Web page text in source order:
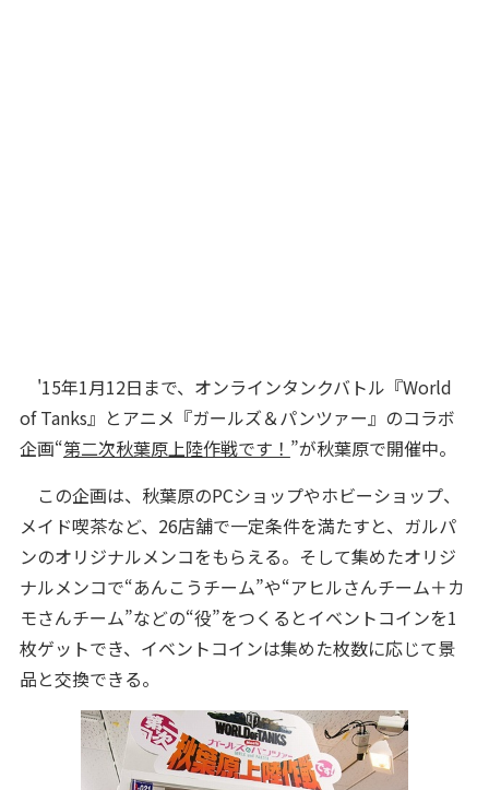
'15年1月12日まで、オンラインタンクバトル『World
of Tanks』とアニメ『ガールズ＆パンツァー』のコラボ
企画“第二次秋葉原上陸作戦です！ ”が秋葉原で開催中。
この企画は、秋葉原のPCショップやホビーショップ、
メイド喫茶など、26店舗で一定条件を満たすと、ガルパ
ンのオリジナルメンコをもらえる。そして集めたオリジ
ナルメンコで“あんこうチーム”や“アヒルさんチーム＋カ
モさんチーム”などの“役”をつくるとイベントコインを1
枚ゲットでき、イベントコインは集めた枚数に応じて景
品と交換できる。